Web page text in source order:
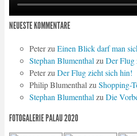
NEUESTE KOMMENTARE
Peterzu Einen Blick darf man
Stephan Blumenthal zu Der Flug
Peterzu Der Flug zieht sich hin!
Philip Blumenthal zu Shopping-
Stephan Blumenthal zu Die
FOTOGALERIE PALAU 2020